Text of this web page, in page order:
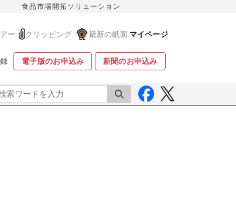
食品市場開拓ソリューション
ー クリッピング 最新の紙面 マイページ
電子版のお申込み 新聞のお申込み
検索